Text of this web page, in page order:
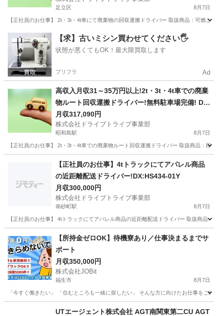
足立区 8月7日
【正社員のお仕事】 2t・3t・4t車にて廃棄物の回収運搬ドライバー 取扱商品：可燃
東京 足立区 ドライバー フリーター
【求】古いミシン買わせてください🖐️
状態が悪くてもOK！最大限買取します
プリフラ Ad
高収入月収31～35万円以上!2t・3t・4t車での廃棄
物ルート回収運搬ドライバー!無料駐車場完備! DX:
HS432-01Y
月収317,090円
株式会社ドライブトライブ事業部
昭和島駅 8月7日
【正社員のお仕事】 2t・3t・4t車での廃棄物ルート回収運搬ドライバー 取扱商品：
昭和島駅 ドライバー フリーター
【正社員のお仕事】4tトラックにてアパレル商品
の近距離配送ドライバー!DX:HS434-01Y
月収300,000円
株式会社ドライブトライブ事業部
南砂町駅 8月7日
【正社員のお仕事】 4tトラックにてアパレル商品の近距離配送ドライバー 取扱商品
南砂町駅 ドライバー 未経験
【所持金ゼロOK】待機寮あり／仕事決まるまでサ
ポート
月収350,000円
株式会社JOBit
福生市 8月7日
「今すぐ働きたい」 「住むところも一緒に探したい」 そんな方に向けたお仕事をご
UTエージェント株式会社 AGT南関東第二CU AGT